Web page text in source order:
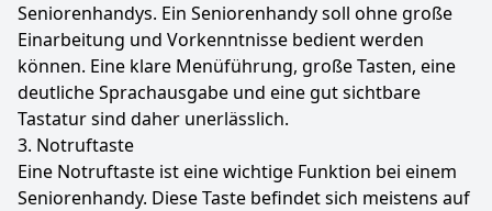
Seniorenhandys. Ein Seniorenhandy soll ohne große
Einarbeitung und Vorkenntnisse bedient werden
können. Eine klare Menüführung, große Tasten, eine
deutliche Sprachausgabe und eine gut sichtbare
Tastatur sind daher unerlässlich.
3. Notruftaste
Eine Notruftaste ist eine wichtige Funktion bei einem
Seniorenhandy. Diese Taste befindet sich meistens auf